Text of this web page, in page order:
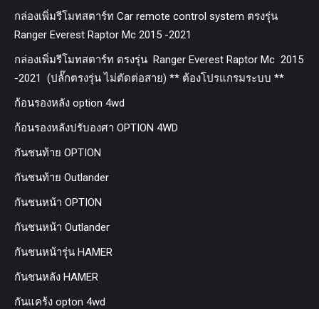
กล่องเพิ่มรีโมทสตาร์ท Car remote control system ตรงรุ่น
Ranger Everest Raptor Mc 2015 -2021
กล่องเพิ่มรีโมทสตาร์ท ตรงรุ่น Ranger Everest Raptor Mc 2015
-2021 (ปลั๊กตรงรุ่น ไม่ตัดต่อสาย) ** ต้องโปรแกรมระบบ **
ก้อนรองหลัง option 4wd
ก้อนรองหลังปรับองศา OPTION 4WD
กันชนท้าย OPTION
กันชนท้าย Outlander
กันชนหน้า OPTION
กันชนหน้า Outlander
กันชนหน้ารุ่น HAMER
กันชนหลัง HAMER
กันแคร้ง opton 4wd